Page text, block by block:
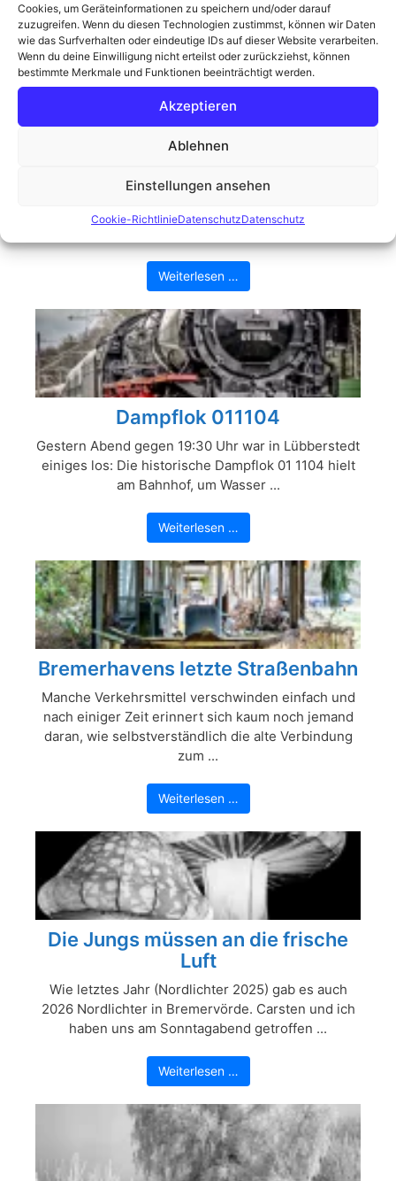
Cookies, um Geräteinformationen zu speichern und/oder darauf
zuzugreifen. Wenn du diesen Technologien zustimmst, können wir Daten
wie das Surfverhalten oder eindeutige IDs auf dieser Website verarbeiten.
Wenn du deine Einwilligung nicht erteilst oder zurückziehst, können
bestimmte Merkmale und Funktionen beeinträchtigt werden.
Akzeptieren
Ablehnen
Einstellungen ansehen
Cookie-RichtlinieDatenschutzDatenschutz
Der Moorknipser in seinem
Die Sonne schien, der Himmel war nur leicht
bewölkt, eine optimaler Fotografietag. Die Kamera
Weiterlesen …
Dampflok 011104
Gestern Abend gegen 19:30 Uhr war in Lübberstedt
einiges los: Die historische Dampflok 01 1104 hielt
am Bahnhof, um Wasser ...
Weiterlesen …
Bremerhavens letzte Straßenbahn
Manche Verkehrsmittel verschwinden einfach und
nach einiger Zeit erinnert sich kaum noch jemand
daran, wie selbstverständlich die alte Verbindung
zum ...
Weiterlesen …
Die Jungs müssen an die frische
Luft
Wie letztes Jahr (Nordlichter 2025) gab es auch
2026 Nordlichter in Bremervörde. Carsten und ich
haben uns am Sonntagabend getroffen ...
Weiterlesen …